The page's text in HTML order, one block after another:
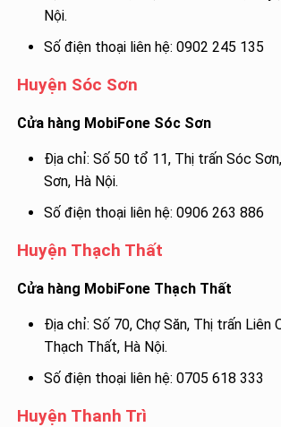
Nội.
Số điện thoại liên hệ: 0902 245 135
Huyện Sóc Sơn
Cửa hàng MobiFone Sóc Sơn
Địa chỉ: Số 50 tổ 11, Thị trấn Sóc
Sơn, Hà Nội.
Số điện thoại liên hệ: 0906 263 886
Huyện Thạch Thất
Cửa hàng MobiFone Thạch Thất
Địa chỉ: Số 70, Chợ Săn, Thị trấn Liên
Thạch Thất, Hà Nội.
Số điện thoại liên hệ: 0705 618 333
Huyện Thanh Trì